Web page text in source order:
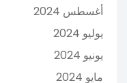
أغسطس 2024
يوليو 2024
يونيو 2024
مايو 2024